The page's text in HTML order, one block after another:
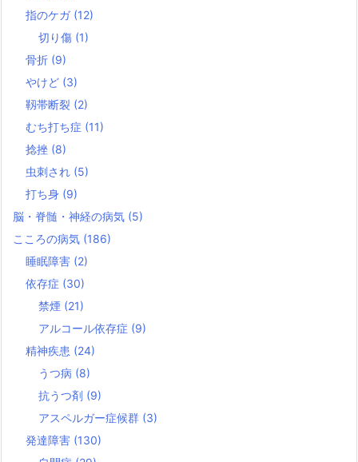
指のケガ (12)
切り傷 (1)
骨折 (9)
やけど (3)
靱帯断裂 (2)
むち打ち症 (11)
捻挫 (8)
虫刺され (5)
打ち身 (9)
脳・脊髄・神経の病気 (5)
こころの病気 (186)
睡眠障害 (2)
依存症 (30)
禁煙 (21)
アルコール依存症 (9)
精神疾患 (24)
うつ病 (8)
抗うつ剤 (9)
アスペルガー症候群 (3)
発達障害 (130)